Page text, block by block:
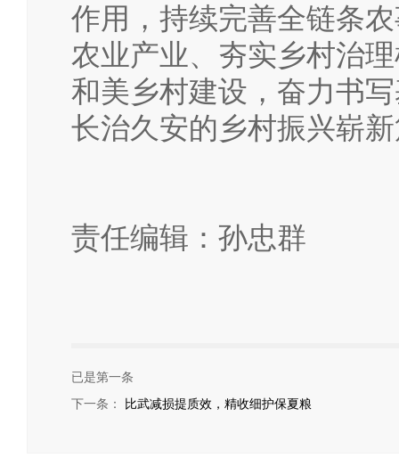
作用，持续完善全链条
农业产业、夯实乡村治
和美乡村建设，奋力书
长治久安的乡村振兴崭
责任编辑：孙忠群
已是第一条
下一条：
比武减损提质效，精收细护保夏粮